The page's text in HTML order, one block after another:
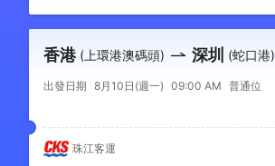
香港 (上環港澳碼頭) 深圳 (蛇口港)
出發日期 8月10日(週一) 09:00 AM 普通位
珠江客運